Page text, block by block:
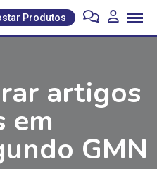
Produtos
artigos
em
GMN